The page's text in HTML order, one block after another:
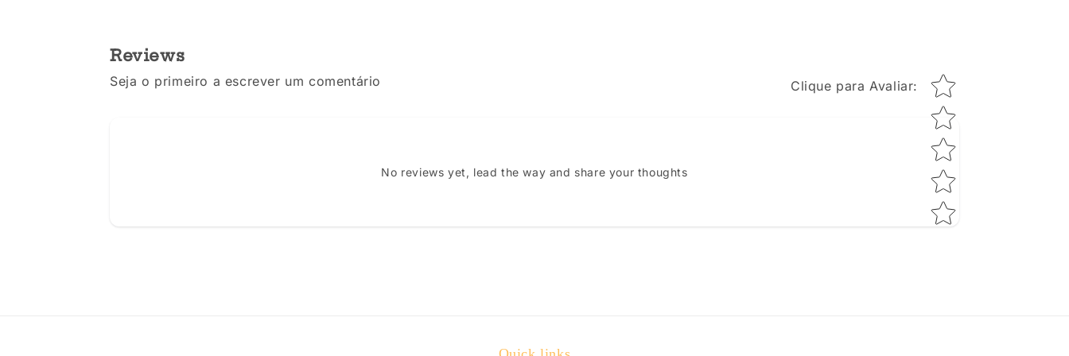
Reviews
Seja o primeiro a escrever um comentário Clique para Avaliar: Star rating
No reviews yet, lead the way and share your thoughts